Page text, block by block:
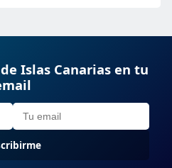
Islas Canarias en tu